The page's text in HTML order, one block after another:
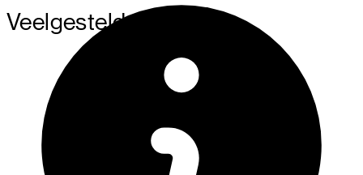
Veelgestelde vrage